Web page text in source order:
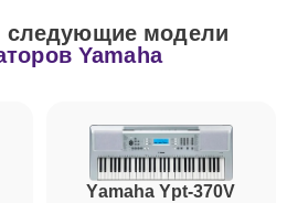
следующие модели
Yamaha
Yamaha Ypt-370V